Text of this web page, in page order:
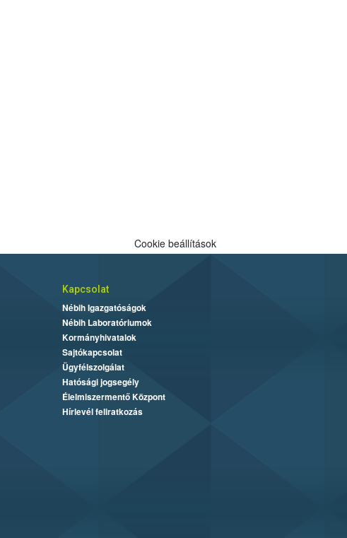
Cookie beállítások
Kapcsolat
Nébih Igazgatóságok
Nébih Laboratóriumok
Kormányhivatalok
Sajtókapcsolat
Ügyfélszolgálat
Hatósági jogsegély
Élelmiszermentő Központ
Hírlevél feliratkozás